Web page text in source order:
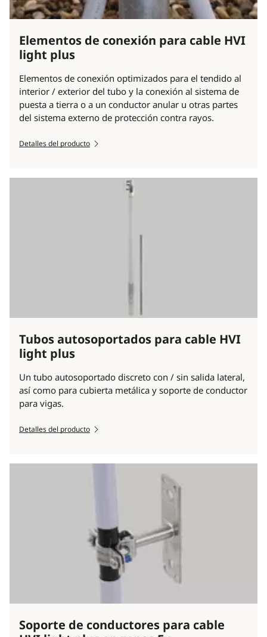
Elementos de conexión para cable HVI
light plus
Elementos de conexión optimizados para el tendido al
interior / exterior del tubo y la conexión al sistema de
puesta a tierra o a un conductor anular u otras partes
del sistema externo de protección contra rayos.
Detalles del producto
Tubos autosoportados para cable HVI
light plus
Un tubo autosoportado discreto con / sin salida lateral,
así como para cubierta metálica y soporte de conductor
para vigas.
Detalles del producto
Soporte de conductores para cable